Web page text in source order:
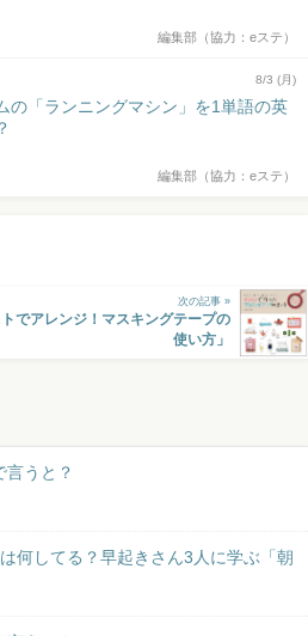
編集部（協力：eステ）
8/3 (月)
の「ランニングマシン」を1単語の英
編集部（協力：eステ）
次の記事 »
でアレンジ！マスキングテープの
使い方」
言うと？
何してる？早起きさん3人に学ぶ「朝